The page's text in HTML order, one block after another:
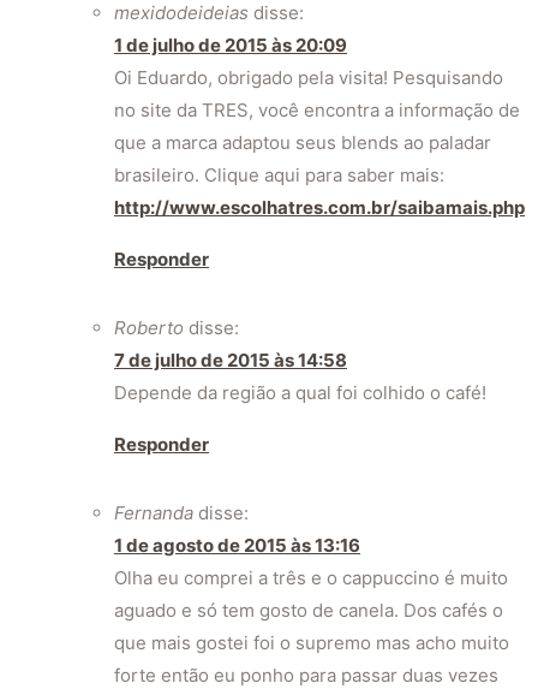
mexidodeideias disse:
1 de julho de 2015 às 20:09
Oi Eduardo, obrigado pela visita! Pesquisando
no site da TRES, você encontra a informação de
que a marca adaptou seus blends ao paladar
brasileiro. Clique aqui para saber mais:
http://www.escolhatres.com.br/saibamais.php
Responder
Roberto disse:
7 de julho de 2015 às 14:58
Depende da região a qual foi colhido o café!
Responder
Fernanda disse:
1 de agosto de 2015 às 13:16
Olha eu comprei a três e o cappuccino é muito
aguado e só tem gosto de canela. Dos cafés o
que mais gostei foi o supremo mas acho muito
forte então eu ponho para passar duas vezes